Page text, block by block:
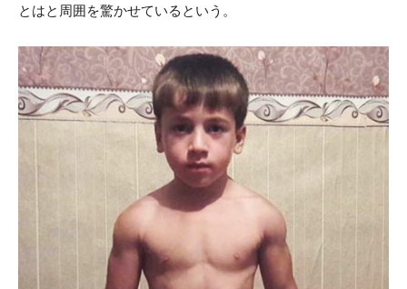
とはと周囲を驚かせているという。